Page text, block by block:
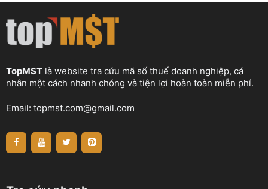
TopMST là website tra cứu mã số thuế doanh nghiệp, cá
nhân một cách nhanh chóng và tiện lợi hoàn toàn miễn phí.
Email: topmst.com@gmail.com